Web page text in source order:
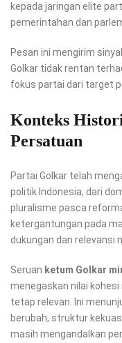
kepada jaringan elite
pemerintahan dan
Pesan ini mengirim
Golkar tidak rentan
fokus partai dari target
Konteks
Persatuan
Partai Golkar telah
politik Indonesia, dari
pluralisme pasca
ketergantungan pada
dukungan dan relevansi
Seruan ketum Golkar
menegaskan nilai
tetap relevan. Ini
berubah, struktur
masih mengandalkan